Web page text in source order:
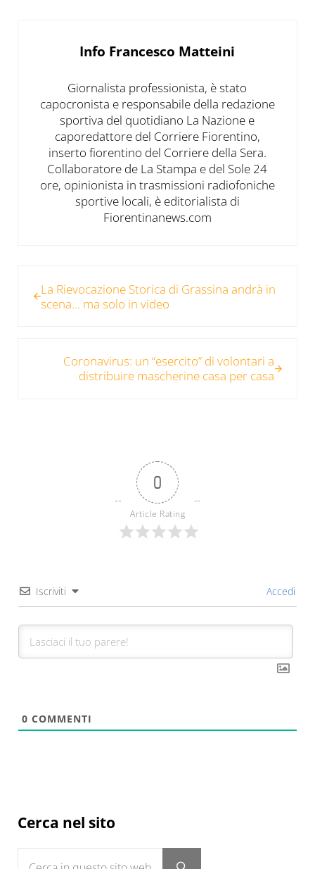
Info Francesco Matteini
Giornalista professionista, è stato
capocronista e responsabile della redazione
sportiva del quotidiano La Nazione e
caporedattore del Corriere Fiorentino,
inserto fiorentino del Corriere della Sera.
Collaboratore de La Stampa e del Sole 24
ore, opinionista in trasmissioni radiofoniche
sportive locali, è editorialista di
Fiorentinanews.com
La Rievocazione Storica di Grassina andrà in
scena… ma solo in video
Coronavirus: un “esercito” di volontari a
distribuire mascherine casa per casa
0
Article Rating
Iscriviti Accedi
0 COMMENTI
Sidebar
Cerca nel sito